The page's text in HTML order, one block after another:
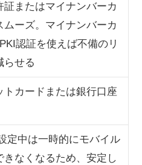
証またはマイナンバーカ
ムーズ。マイナンバーカ
認証を使えば不備のリ
らせる
トカードまたは銀行口座
定中は一時的にモバイル
きなくなるため、安定し